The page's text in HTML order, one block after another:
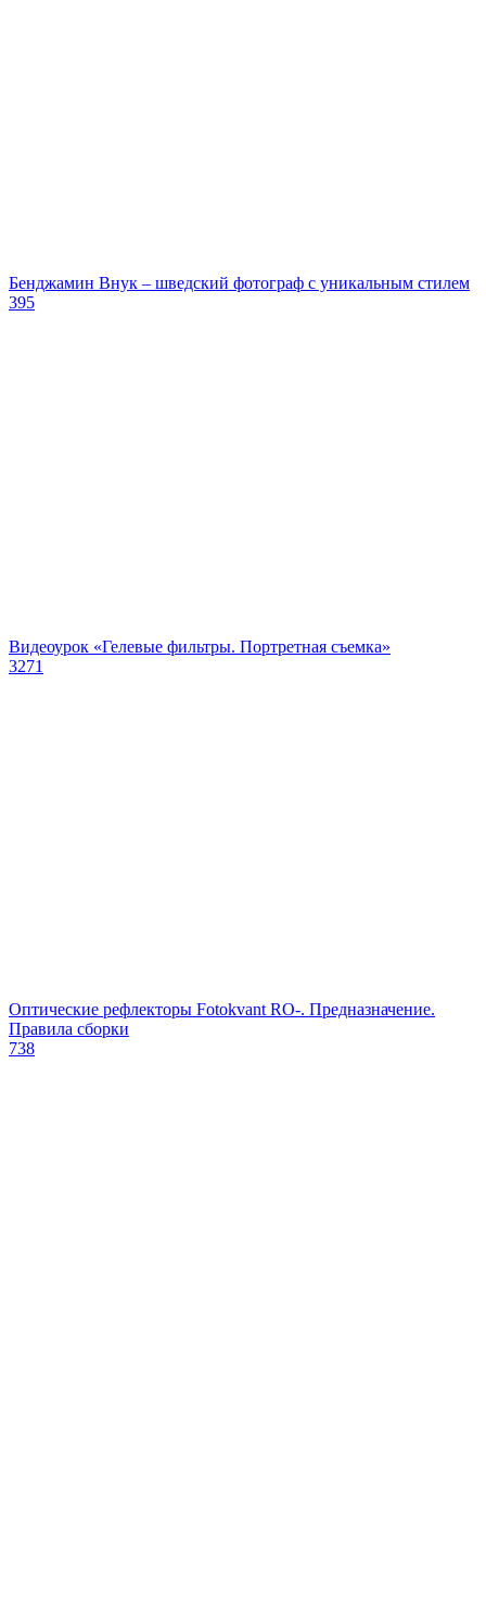
Бенджамин Внук – шведский фотограф с уникальным стилем
395
Видеоурок «Гелевые фильтры. Портретная съемка»
3271
Оптические рефлекторы Fotokvant RO-. Предназначение.
Правила сборки
738